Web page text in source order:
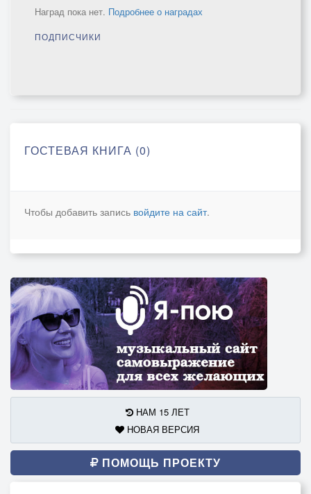
Наград пока нет. Подробнее о наградах
ПОДПИСЧИКИ
ГОСТЕВАЯ КНИГА (0)
Чтобы добавить запись войдите на сайт.
НАМ 15 ЛЕТ
НОВАЯ ВЕРСИЯ
ПОМОЩЬ ПРОЕКТУ